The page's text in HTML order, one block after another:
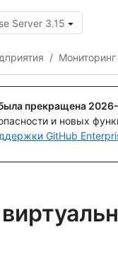
Server 3.15
/
прекращена
и новых
GitHub